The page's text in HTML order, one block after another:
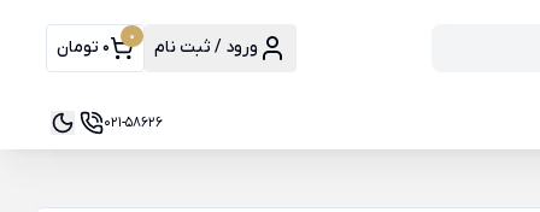
ورود / ثبت نام 0 0 تومان
021-58626